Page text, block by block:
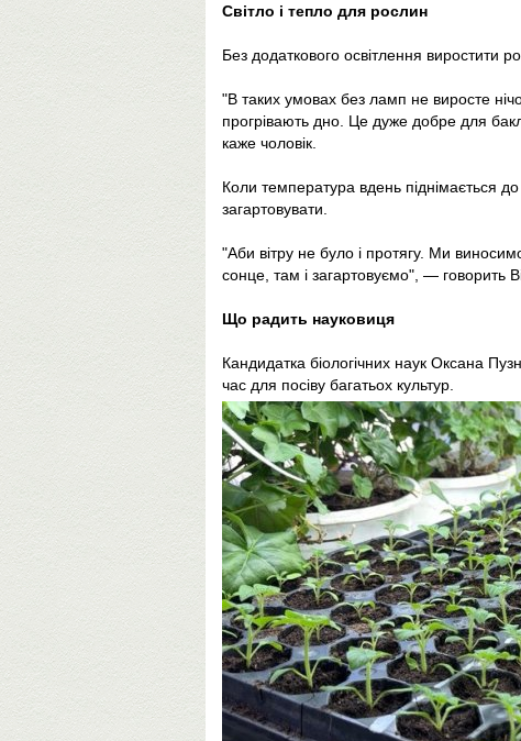
Світло і тепло для рослин
Без додаткового освітлення виростити
"В таких умовах без ламп не виросте
прогрівають дно. Це дуже добре для
каже чоловік.
Коли температура вдень піднімається
загартовувати.
"Аби вітру не було і протягу. Ми
сонце, там і загартовуємо", — говорить
Що радить науковиця
Кандидатка біологічних наук Оксана
час для посіву багатьох культур.